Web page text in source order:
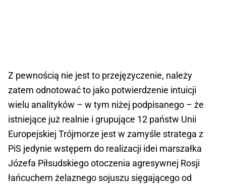
Z pewnością nie jest to przejęzyczenie, należy
zatem odnotować to jako potwierdzenie intuicji
wielu analityków – w tym niżej podpisanego – że
istniejące już realnie i grupujące 12 państw Unii
Europejskiej Trójmorze jest w zamyśle stratega z
PiS jedynie wstępem do realizacji idei marszałka
Józefa Piłsudskiego otoczenia agresywnej Rosji
łańcuchem żelaznego sojuszu sięgającego od